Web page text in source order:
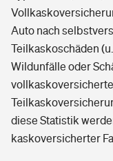
Auto nach
Teilkaskoschäden
Wildunfälle oder
diese Statistik
kaskoversicherter